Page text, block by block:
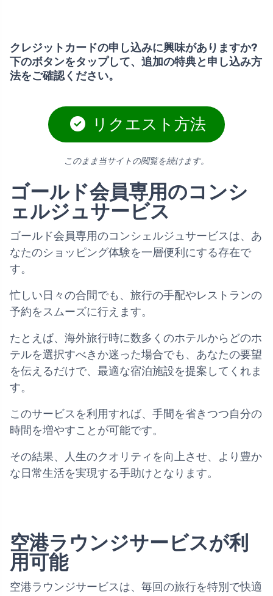
クレジットカードの申し込みに興味がありますか?
下のボタンをタップして、追加の特典と申し込み方
法をご確認ください。
リクエスト方法
このまま当サイトの閲覧を続けます。
ゴールド会員専用のコンシ
ェルジュサービス
ゴールド会員専用のコンシェルジュサービスは、あ
なたのショッピング体験を一層便利にする存在で
す。
忙しい日々の合間でも、旅行の手配やレストランの
予約をスムーズに行えます。
たとえば、海外旅行時に数多くのホテルからどのホ
テルを選択すべきか迷った場合でも、あなたの要望
を伝えるだけで、最適な宿泊施設を提案してくれま
す。
このサービスを利用すれば、手間を省きつつ自分の
時間を増やすことが可能です。
その結果、人生のクオリティを向上させ、より豊か
な日常生活を実現する手助けとなります。
空港ラウンジサービスが利
用可能
空港ラウンジサービスは、毎回の旅行を特別で快適